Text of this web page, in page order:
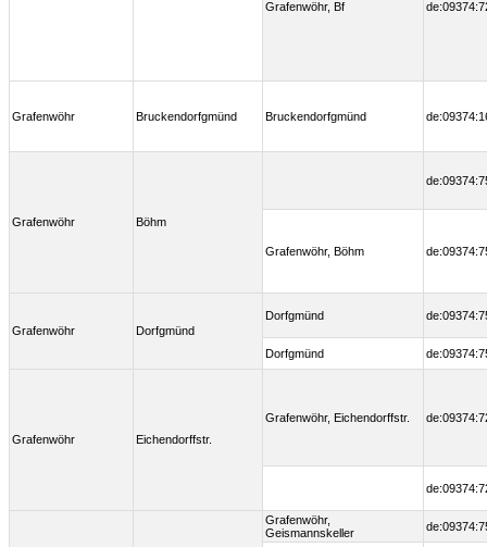
Grafenwöhr, Bf
Grafenwöhr Bruckendorfgmünd Bruckendorfgmünd
Grafenwöhr Böhm
Grafenwöhr, Böhm
Grafenwöhr Dorfgmünd
Dorfgmünd
Dorfgmünd
Grafenwöhr Eichendorffstr.
Grafenwöhr, Eichendorffstr.
Grafenwöhr,
Geismannskeller